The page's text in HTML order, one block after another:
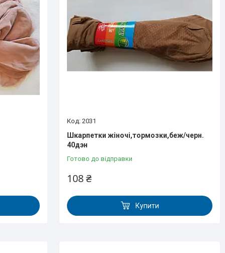
2031
Шкарпетки жіночі,тормозки,беж/черн.
40дэн
Готово до відправки
108 ₴
Купити